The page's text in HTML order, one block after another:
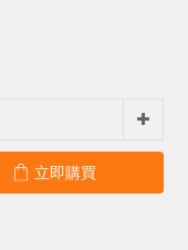
立即購買